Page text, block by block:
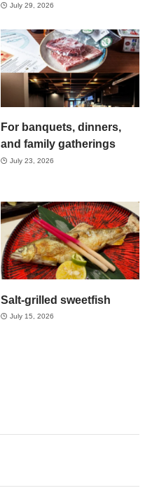
July 29, 2026
For banquets, dinners,
and family gatherings
July 23, 2026
Salt-grilled sweetfish
July 15, 2026